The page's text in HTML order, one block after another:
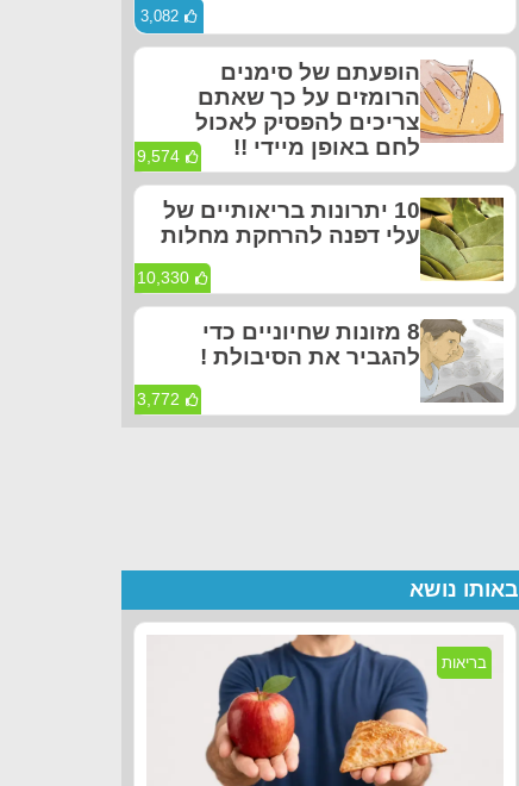
3,082
הופעתם של סימנים
הרומזים על כך שאתם
צריכים להפסיק לאכול
לחם באופן מיידי !!
9,574
10 יתרונות בריאותיים של
עלי דפנה להרחקת מחלות
10,330
8 מזונות שחיוניים כדי
להגביר את הסיבולת !
3,772
באותו נושא
בריאות